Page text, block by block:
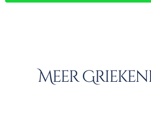
Meer